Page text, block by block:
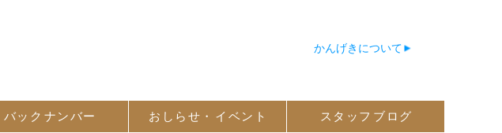
かんげきについて
バック ナンバー おしらせ・ イベント スタッフ ブログ